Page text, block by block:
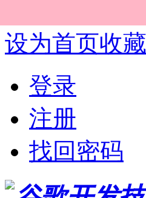
设为首页收
登录
注册
找回密码